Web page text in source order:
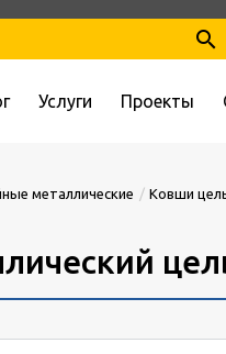
search
Услуги Проекты
металлические Ковши